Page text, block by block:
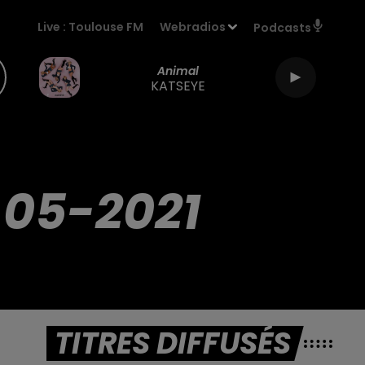
Live : Toulouse FM Webradios Podcasts
Animal
KATSEYE
05-2021
TITRES DIFFUSÉS